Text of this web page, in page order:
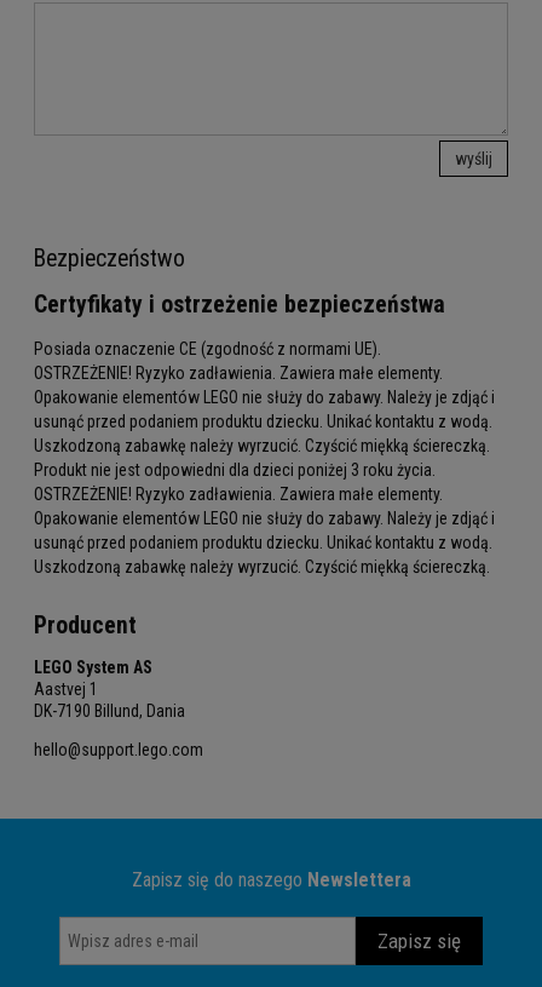
wyślij
Bezpieczeństwo
Certyfikaty i ostrzeżenie bezpieczeństwa
Posiada oznaczenie CE (zgodność z normami UE).
OSTRZEŻENIE! Ryzyko zadławienia. Zawiera małe elementy.
Opakowanie elementów LEGO nie służy do zabawy. Należy je zdjąć i
usunąć przed podaniem produktu dziecku. Unikać kontaktu z wodą.
Uszkodzoną zabawkę należy wyrzucić. Czyścić miękką ściereczką.
Produkt nie jest odpowiedni dla dzieci poniżej 3 roku życia.
OSTRZEŻENIE! Ryzyko zadławienia. Zawiera małe elementy.
Opakowanie elementów LEGO nie służy do zabawy. Należy je zdjąć i
usunąć przed podaniem produktu dziecku. Unikać kontaktu z wodą.
Uszkodzoną zabawkę należy wyrzucić. Czyścić miękką ściereczką.
Producent
LEGO System AS
Aastvej 1
DK-7190 Billund, Dania
hello@support.lego.com
Zapisz się do naszego Newslettera
Zapisz się